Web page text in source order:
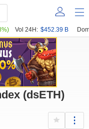
Vol 24H: $452.39 B
(dsETH)